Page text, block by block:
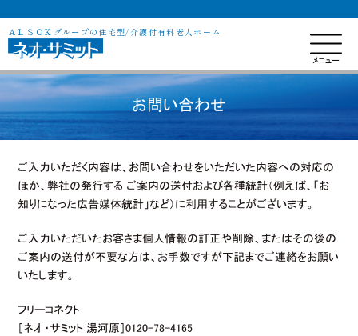
ＡＬＳＯＫグループの住宅型/介護付有料老人ホーム
お問い合わせ
ご入力いただく内容は、お問い合わせをいただいた内容への対応の
ほか、弊社の発行する ご案内の送付および各種統計（例えば、「お
知りになった広告媒体統計」など）に利用することがございます。
ご入力いただいたお客さま個人情報の訂正や削除、またはその後の
ご案内の送付が不要な方は、お手数ですが下記までご連絡をお願い
いたします。
フリーコネクト
［ネオ・サミット 湯河原］0120-78-4165